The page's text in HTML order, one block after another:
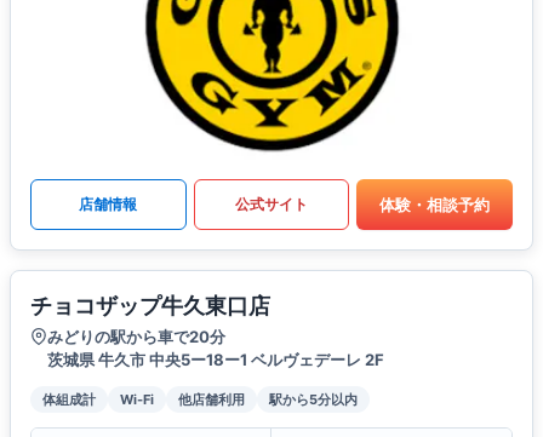
店舗情報 公式サイト 体験・相談予約
チョコザップ牛久東口店
みどりの駅から車で20分
茨城県 牛久市 中央5ー18ー1 ベルヴェデーレ 2F
体組成計 Wi-Fi 他店舗利用 駅から5分以内